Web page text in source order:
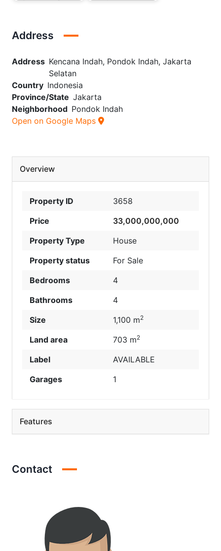
Address
Address Kencana Indah, Pondok Indah, Jakarta
Selatan
Country Indonesia
Province/State Jakarta
Neighborhood Pondok Indah
Open on Google Maps
Overview
Property ID
3658
Price
33,000,000,000
Property Type
House
Property status
For Sale
Bedrooms
4
Bathrooms
4
Size
1,100 m2
Land area 703 m2
Label
AVAILABLE
Garages
1
Features
Contact